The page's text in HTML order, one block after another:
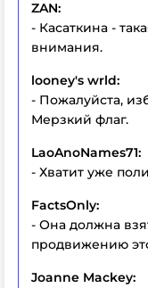
ZAN:
- Касаткина -
внимания.
looney's wrld:
- Пожалуйста,
Мерзкий флаг.
LaoAnoNames71:
- Хватит уже
FactsOnly:
- Она должна
продвижению
Joanne Mackey: